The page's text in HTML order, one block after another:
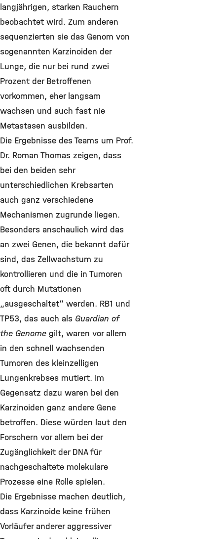
langjährigen, starken Rauchern
beobachtet wird. Zum anderen
sequenzierten sie das Genom von
sogenannten Karzinoiden der
Lunge, die nur bei rund zwei
Prozent der Betroffenen
vorkommen, eher langsam
wachsen und auch fast nie
Metastasen ausbilden.
Die Ergebnisse des Teams um Prof.
Dr. Roman Thomas zeigen, dass
bei den beiden sehr
unterschiedlichen Krebsarten
auch ganz verschiedene
Mechanismen zugrunde liegen.
Besonders anschaulich wird das
an zwei Genen, die bekannt dafür
sind, das Zellwachstum zu
kontrollieren und die in Tumoren
oft durch Mutationen
„ausgeschaltet“ werden. RB1 und
TP53, das auch als Guardian of
the Genome gilt, waren vor allem
in den schnell wachsenden
Tumoren des kleinzelligen
Lungenkrebses mutiert. Im
Gegensatz dazu waren bei den
Karzinoiden ganz andere Gene
betroffen. Diese würden laut den
Forschern vor allem bei der
Zugänglichkeit der DNA für
nachgeschaltete molekulare
Prozesse eine Rolle spielen.
Die Ergebnisse machen deutlich,
dass Karzinoide keine frühen
Vorläufer anderer aggressiver